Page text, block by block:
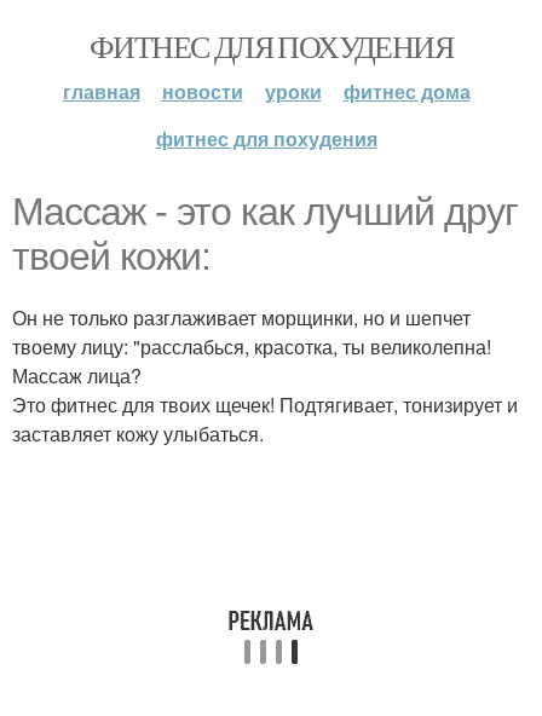
ФИТНЕС ДЛЯ ПОХУДЕНИЯ
главная новости уроки
фитнес дома
фитнес для похудения
Массаж - это как лучший друг
твоей кожи:
Он не только разглаживает морщинки, но и шепчет
твоему лицу: "расслабься, красотка, ты великолепна!
Массаж лица?
Это фитнес для твоих щечек! Подтягивает, тонизирует и
заставляет кожу улыбаться.